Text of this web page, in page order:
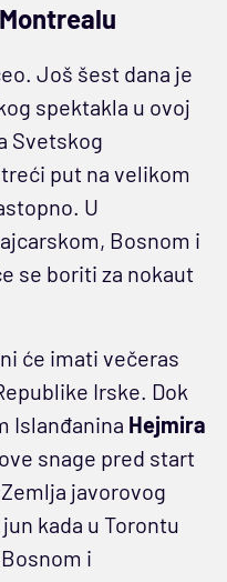
Još šest dana je
spektakla u ovoj
Svetskog
put na velikom
U
Bosnom i
se boriti za nokaut
će imati večeras
Irske. Dok
Islanđanina Hejmira
snage pred start
javorovog
kada u Torontu
i